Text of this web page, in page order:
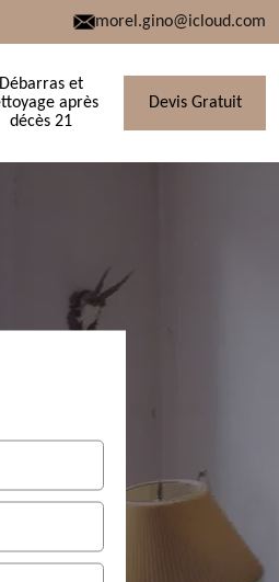
morel.gino@icloud.com
Débarras et
après
décès 21
Devis Gratuit